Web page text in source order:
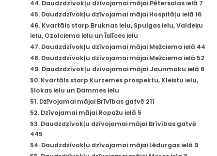
44. Daudzdzīvokļu dzīvojamai mājai Pētersalas ielā 7
45. Daudzdzīvokļu dzīvojamai mājai Hospitāļu ielā 16
46. Kvartāls starp Bruknas ielu, Spulgas ielu, Valdeķu
ielu, Ozolciema ielu un Īslīces ielu
47. Daudzdzīvokļu dzīvojamai mājai Mežciema ielā 44
48. Daudzdzīvokļu dzīvojamai mājai Mežciema ielā 52
49. Daudzdzīvokļu dzīvojamai mājai Jaunmoku ielā 8
50. Kvartāls starp Kurzemes prospektu, Kleistu ielu,
Slokas ielu un Dammes ielu
51. Dzīvojamai mājai Brīvības gatvē 211
52. Dzīvojamai mājai Ropažu ielā 5
53. Daudzdzīvokļu dzīvojamai mājai Brīvības gatvē
445
54. Daudzdzīvokļu dzīvojamai mājai Lēdurgas ielā 9